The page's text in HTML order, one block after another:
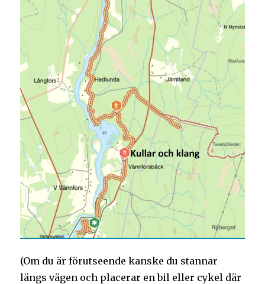
(Om du är förutseende kanske du stannar
längs vägen och placerar en bil eller cykel där